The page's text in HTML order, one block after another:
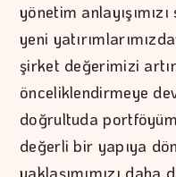
yönetim
yeni
şirket değerimizi
önceliklendirmeye
doğrultuda
değerli bir yapıya